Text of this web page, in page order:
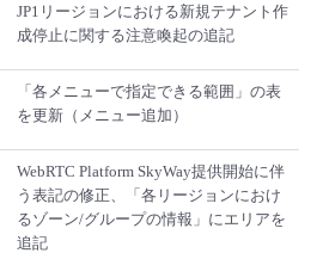
JP1リージョンにおける新規テナント作
成停止に関する注意喚起の追記
「各メニューで指定できる範囲」の表
を更新（メニュー追加）
WebRTC Platform SkyWay提供開始に伴
う表記の修正、「各リージョンにおけ
るゾーン/グループの情報」にエリアを
追記